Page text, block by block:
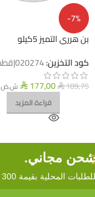
-7%
بن هرري التميز 5كيلو
كود التخزين:020274|قطمه
⃁189,75
⃁ 177,00 ش.ض
قراءة المزيد
شحن مجاني.
للطلبات المحلية بقيمة 300 ريال او اكثر